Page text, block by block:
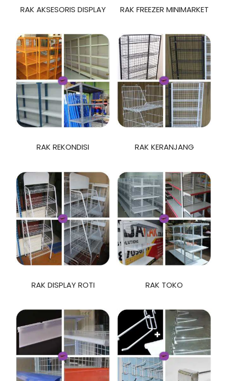
RAK AKSESORIS DISPLAY RAK FREEZER MINIMARKET
RAK REKONDISI RAK KERANJANG
RAK DISPLAY ROTI RAK TOKO